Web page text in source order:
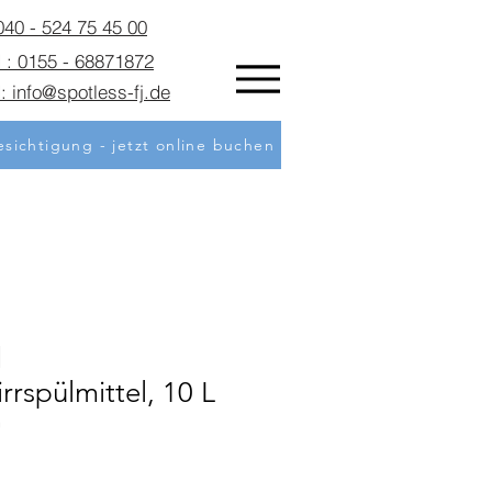
- 524 75 45 00
: 0155 - 68871872
info@spotless-fj.de
- jetzt online buchen
10 L